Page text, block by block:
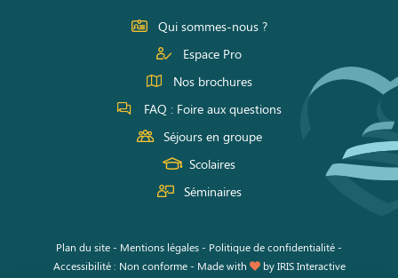
Facebook
InstagramYoutube
Qui sommes-nous ?
Espace Pro
Nos brochures
FAQ : Foire aux questions
Séjours en groupe
Scolaires
Séminaires
Plan du site- Mentions légales- Politique de confidentialité-
Accessibilité : Non conforme - Made with byIRIS Interactive